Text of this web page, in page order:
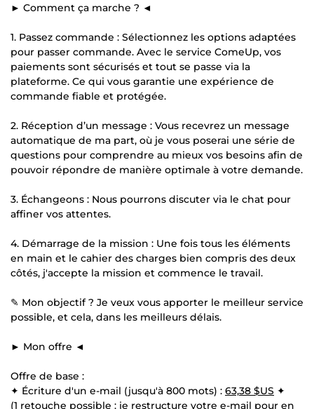
► Comment ça marche ? ◄
1. Passez commande : Sélectionnez les options adaptées
pour passer commande. Avec le service ComeUp, vos
paiements sont sécurisés et tout se passe via la
plateforme. Ce qui vous garantie une expérience de
commande fiable et protégée.
2. Réception d’un message : Vous recevrez un message
automatique de ma part, où je vous poserai une série de
questions pour comprendre au mieux vos besoins afin de
pouvoir répondre de manière optimale à votre demande.
3. Échangeons : Nous pourrons discuter via le chat pour
affiner vos attentes.
4. Démarrage de la mission : Une fois tous les éléments
en main et le cahier des charges bien compris des deux
côtés, j'accepte la mission et commence le travail.
✎ Mon objectif ? Je veux vous apporter le meilleur service
possible, et cela, dans les meilleurs délais.
► Mon offre ◄
Offre de base :
✦ Écriture d'un e-mail (jusqu'à 800 mots) : 63,38 $US ✦
(1 retouche possible : je restructure votre e-mail pour en